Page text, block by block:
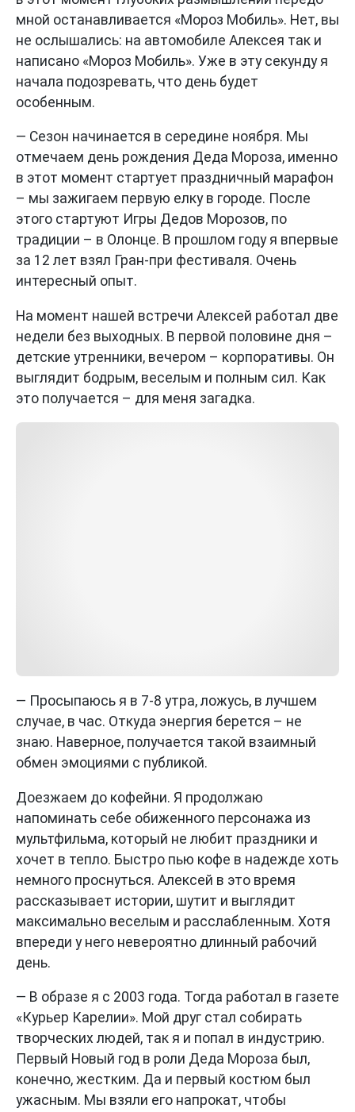
мной останавливается «Мороз Мобиль». Нет, вы
не ослышались: на автомобиле Алексея так и
написано «Мороз Мобиль». Уже в эту секунду я
начала подозревать, что день будет
особенным.
— Сезон начинается в середине ноября. Мы
отмечаем день рождения Деда Мороза, именно
в этот момент стартует праздничный марафон
– мы зажигаем первую елку в городе. После
этого стартуют Игры Дедов Морозов, по
традиции – в Олонце. В прошлом году я впервые
за 12 лет взял Гран-при фестиваля. Очень
интересный опыт.
На момент нашей встречи Алексей работал две
недели без выходных. В первой половине дня –
детские утренники, вечером – корпоративы. Он
выглядит бодрым, веселым и полным сил. Как
это получается – для меня загадка.
— Просыпаюсь я в 7-8 утра, ложусь, в лучшем
случае, в час. Откуда энергия берется – не
знаю. Наверное, получается такой взаимный
обмен эмоциями с публикой.
Доезжаем до кофейни. Я продолжаю
напоминать себе обиженного персонажа из
мультфильма, который не любит праздники и
хочет в тепло. Быстро пью кофе в надежде хоть
немного проснуться. Алексей в это время
рассказывает истории, шутит и выглядит
максимально веселым и расслабленным. Хотя
впереди у него невероятно длинный рабочий
день.
— В образе я с 2003 года. Тогда работал в газете
«Курьер Карелии». Мой друг стал собирать
творческих людей, так я и попал в индустрию.
Первый Новый год в роли Деда Мороза был,
конечно, жестким. Да и первый костюм был
ужасным. Мы взяли его напрокат, чтобы